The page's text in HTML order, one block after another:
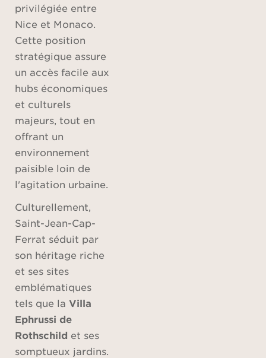
privilégiée entre
Nice et Monaco.
Cette position
stratégique assure
un accès facile aux
hubs économiques
et culturels
majeurs, tout en
offrant un
environnement
paisible loin de
l'agitation urbaine.
Culturellement,
Saint-Jean-Cap-
Ferrat séduit par
son héritage riche
et ses sites
emblématiques
tels que la Villa
Ephrussi de
Rothschild et ses
somptueux jardins.